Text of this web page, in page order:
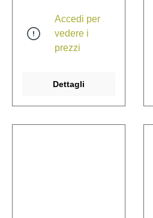
Accedi per
vedere i
prezzi
Dettagli